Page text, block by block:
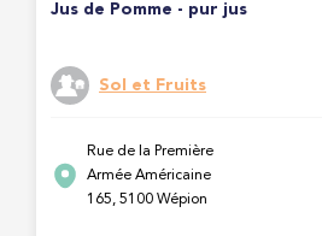
Jus de Pomme - pur jus
Sol et Fruits
Rue de la Première
Armée Américaine
165, 5100 Wépion